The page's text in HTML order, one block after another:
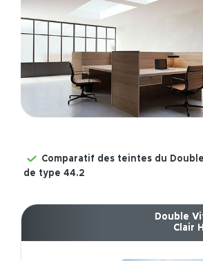
Comparatif des teintes du
de type 44.2
Double
Clair